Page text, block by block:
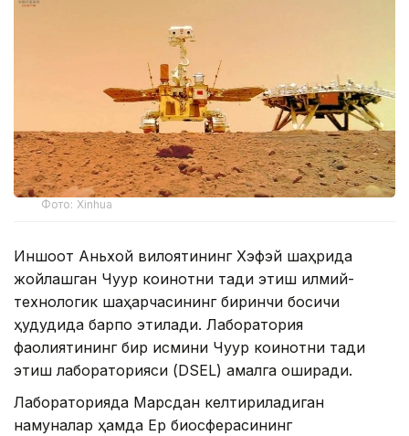
Фото: Xinhua
Иншоот Аньхой вилоятининг Хэфэй шаҳрида
жойлашган Чуқур коинотни тадқиқ этиш илмий-
технологик шаҳарчасининг биринчи босқичи
ҳудудида барпо этилади. Лаборатория
фаолиятининг бир қисмини Чуқур коинотни тадқиқ
этиш лабораторияси (DSEL) амалга оширади.
Лабораторияда Марсдан келтириладиган
намуналар ҳамда Ер биосферасининг